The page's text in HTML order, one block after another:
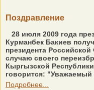
Поздравление
28 июля 2009 года
Курманбек Бакиев
президента
случаю своего
Кыргызской
говорится: "Уважаемый
Подробнее...